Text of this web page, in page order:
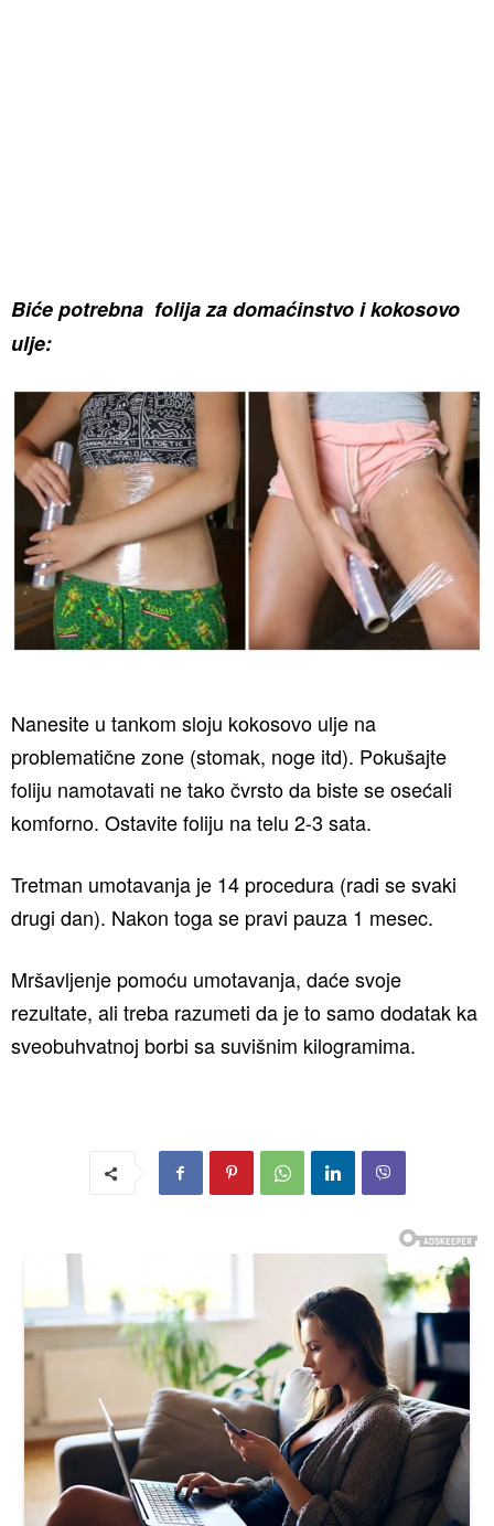
Biće potrebna folija za domaćinstvo i kokosovo
ulje:
Nanesite u tankom sloju kokosovo ulje na
problematične zone (stomak, noge itd). Pokušajte
foliju namotavati ne tako čvrsto da biste se osećali
komforno. Ostavite foliju na telu 2-3 sata.
Tretman umotavanja je 14 procedura (radi se svaki
drugi dan). Nakon toga se pravi pauza 1 mesec.
Mršavljenje pomoću umotavanja, daće svoje
rezultate, ali treba razumeti da je to samo dodatak ka
sveobuhvatnoj borbi sa suvišnim kilogramima.